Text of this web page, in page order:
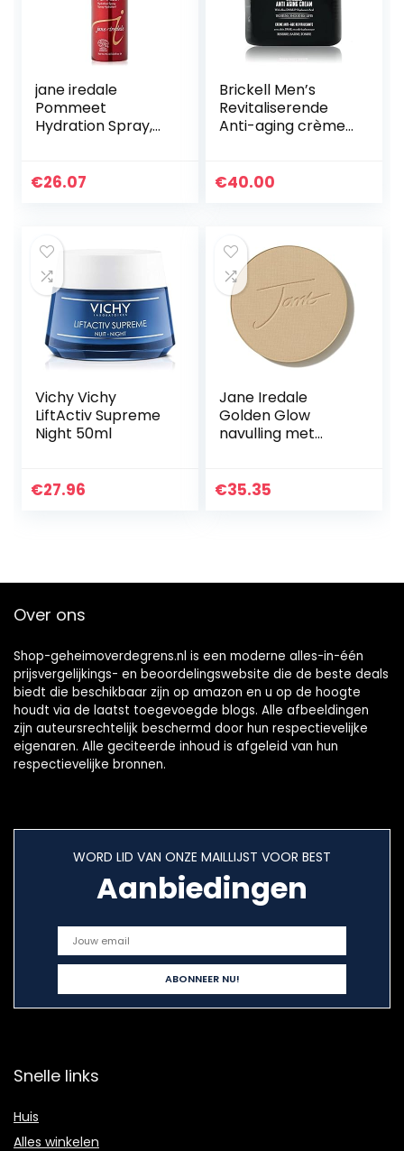
jane iredale
Pommeet
Hydration Spray,
€26.07
Brickell Men’s
Revitaliserende
Anti-aging crème
Organische Anti-
€40.00
Vichy Vichy
LiftActiv Supreme
Night 50ml
€27.96
Jane Iredale
Golden Glow
navulling met
€35.35
Over ons
Shop-geheimoverdegrens.nl is een moderne alles-in-één
prijsvergelijkings- en beoordelingswebsite die de beste deals
biedt die beschikbaar zijn op amazon en u op de hoogte
houdt via de laatst toegevoegde blogs. Alle afbeeldingen
zijn auteursrechtelijk beschermd door hun respectievelijke
eigenaren. Alle geciteerde inhoud is afgeleid van hun
respectievelijke bronnen.
WORD LID VAN ONZE MAILLIJST VOOR BEST
Aanbiedingen
Snelle links
Huis
Alles winkelen